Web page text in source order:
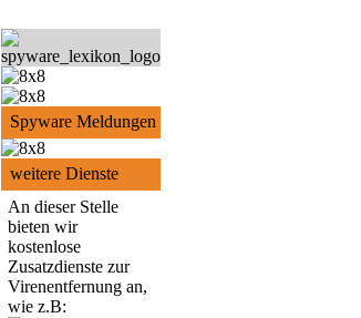
Spyware Meldungen
weitere Dienste
An dieser Stelle
bieten wir
kostenlose
Zusatzdienste zur
Virenentfernung an,
wie z.B: